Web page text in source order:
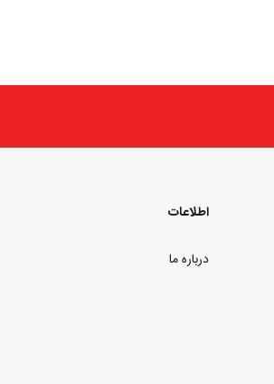
اطلاعات
درباره ما